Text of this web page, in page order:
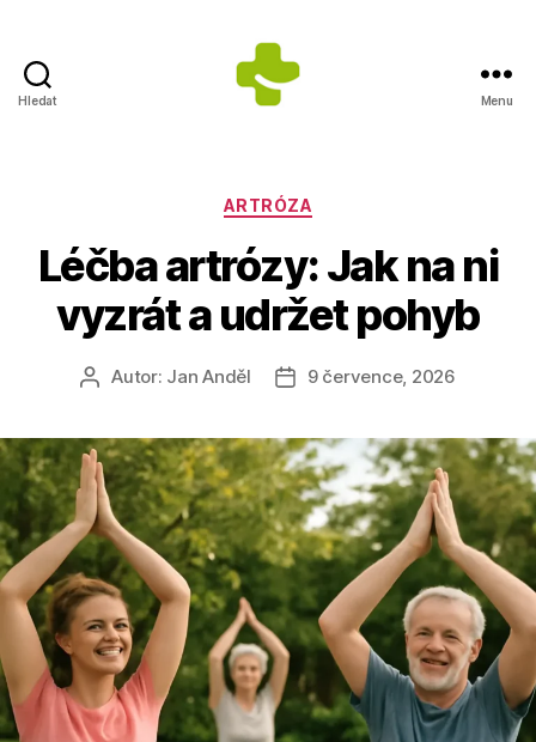
Hledat
Anděla
Menu
Rubriky
ARTRÓZA
Léčba artrózy: Jak na ni
vyzrát a udržet pohyb
AutorAutor: Jan Anděl
Datum
9 července, 2026